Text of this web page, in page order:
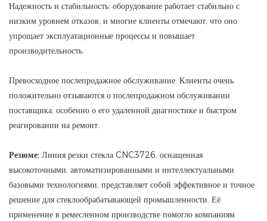
Надежность и стабильность: оборудование работает стабильно с
низким уровнем отказов, и многие клиенты отмечают, что оно
упрощает эксплуатационные процессы и повышает
производительность.
Превосходное послепродажное обслуживание: Клиенты очень
положительно отзываются о послепродажном обслуживании
поставщика, особенно о его удаленной диагностике и быстром
реагировании на ремонт.
Резюме: Линия резки стекла CNC3726, оснащенная
высокоточными, автоматизированными и интеллектуальными
базовыми технологиями, представляет собой эффективное и точное
решение для стеклообрабатывающей промышленности. Её
применение в ремесленном производстве помогло компаниям